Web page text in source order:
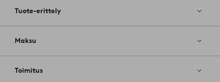
Tuote-erittely
Maksu
Toimitus